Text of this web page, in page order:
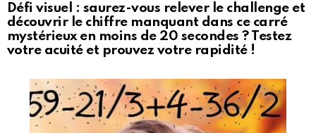
Défi visuel : saurez-vous relever le challenge et
découvrir le chiffre manquant dans ce carré
mystérieux en moins de 20 secondes ? Testez
votre acuité et prouvez votre rapidité !